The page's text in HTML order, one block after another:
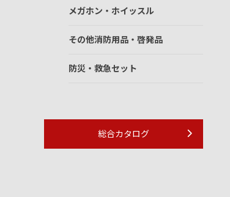
メガホン・ホイッスル
その他消防用品・啓発品
防災・救急セット
総合カタログ